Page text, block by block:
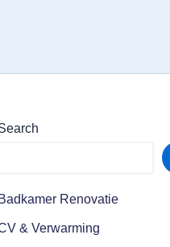
Badkamer Renovatie
& Verwarming